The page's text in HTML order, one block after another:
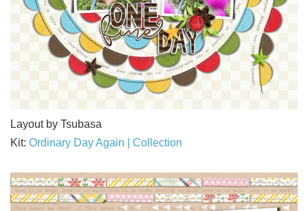
Layout by Tsubasa
Kit: Ordinary Day Again | Collection